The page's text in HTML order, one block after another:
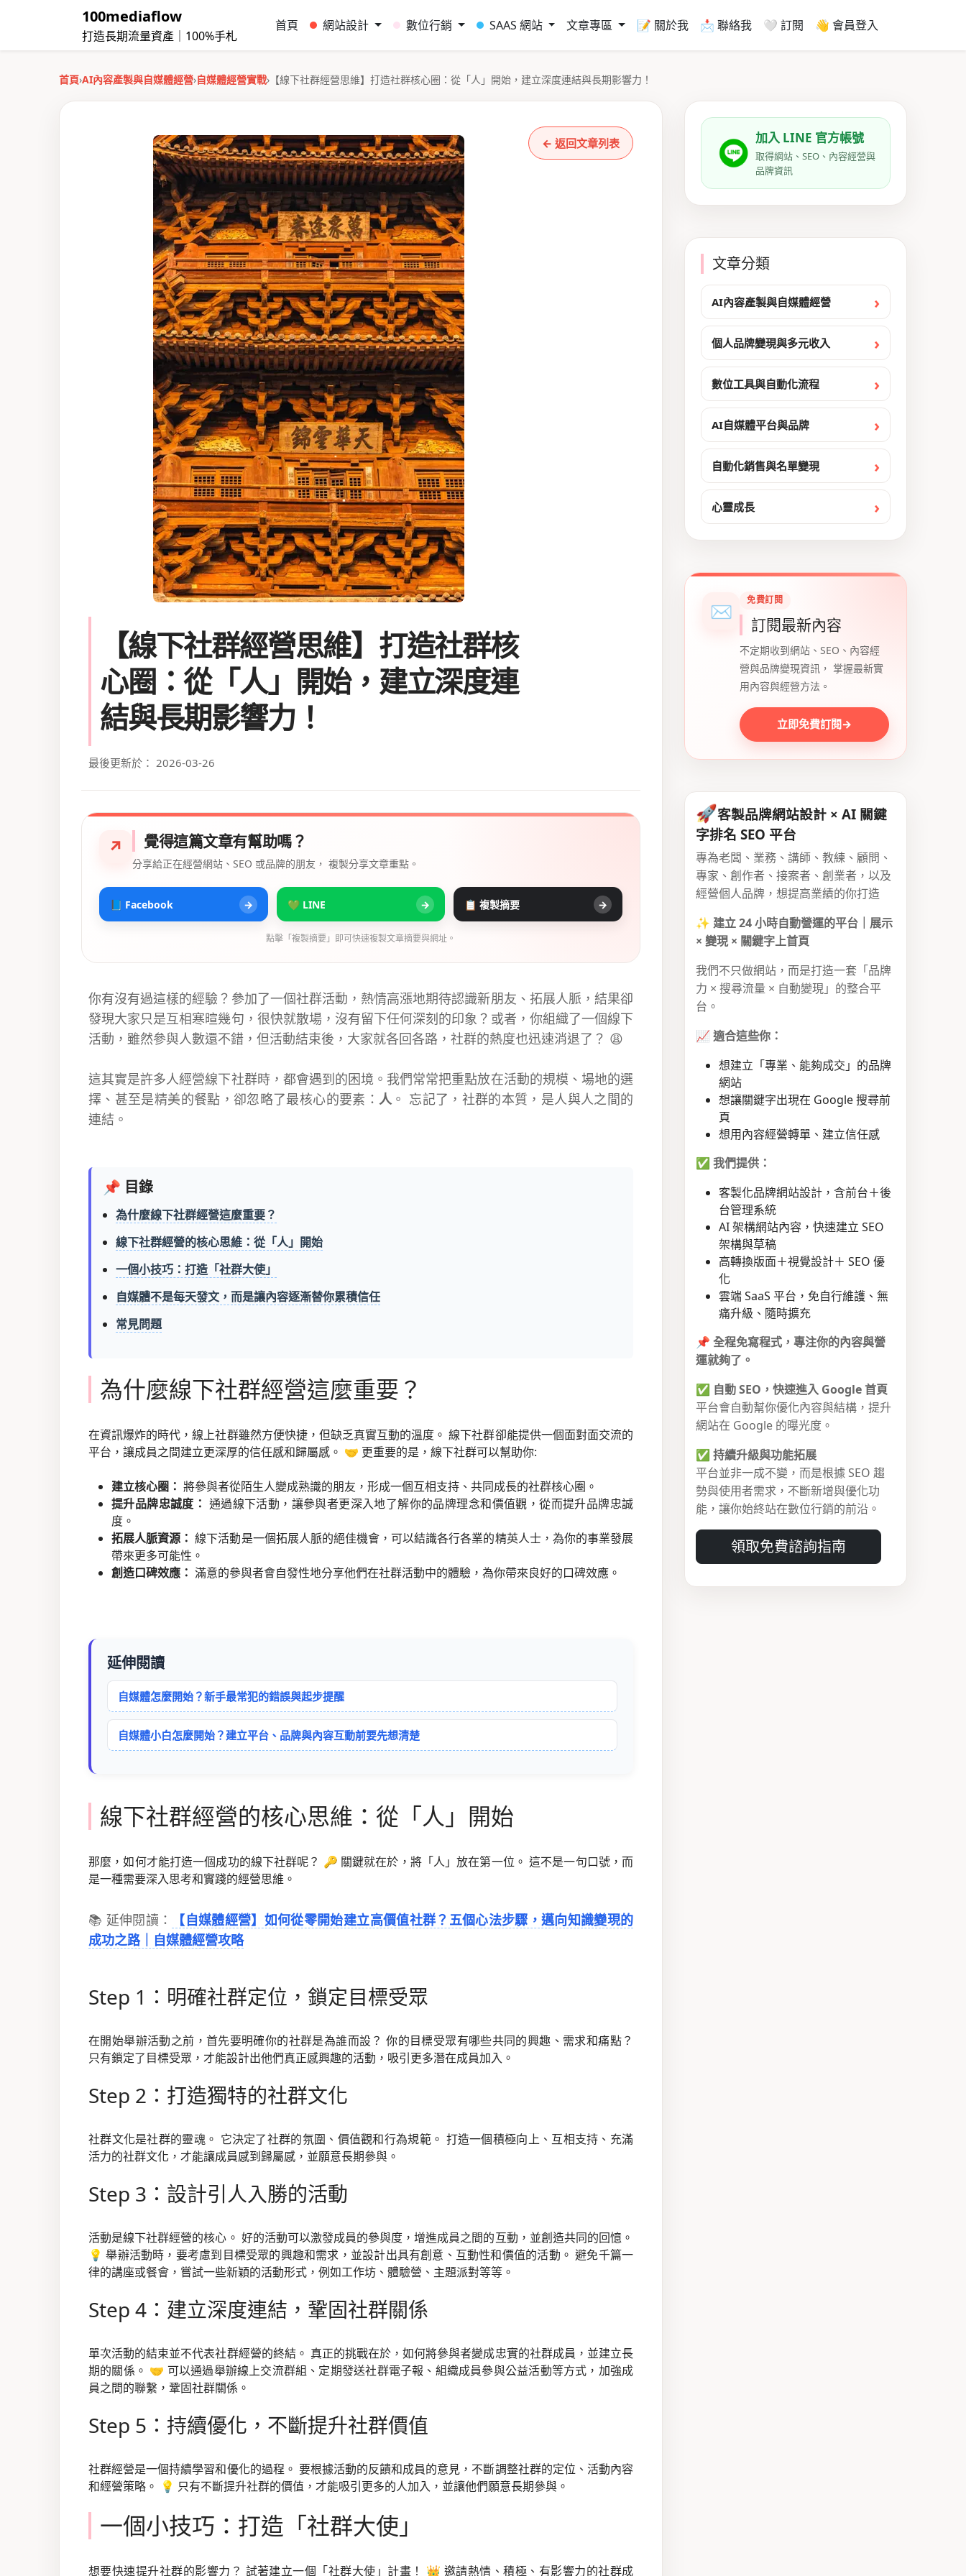
100mediaflow
打造長期流量資產｜100%手札
首頁 網站設計 數位行銷 SAAS 網站 文章專區 📝 關於我 📩 聯絡我 🤍 訂閱 👋 會員登入
首頁›AI內容產製與自媒體經營›自媒體經營實戰› 【線下社群經營思維】打造社群核心圈：從「人」開始，建立深度連結與長期影響力！
【線下社群經營思維】打造社群核
心圈：從「人」開始，建立深度連
結與長期影響力！
最後更新於： 2026-03-26
← 返回文章列表
↗ 覺得這篇文章有幫助嗎？
分享給正在經營網站、SEO 或品牌的朋友， 複製分享文章重點。
📘 Facebook → 💚 LINE → 📋 複製摘要 →
點擊「複製摘要」即可快速複製文章摘要與網址。
你有沒有過這樣的經驗？參加了一個社群活動，熱情高漲地期待認識新朋友、拓展人脈，結果卻
發現大家只是互相寒暄幾句，很快就散場，沒有留下任何深刻的印象？或者，你組織了一個線下
活動，雖然參與人數還不錯，但活動結束後，大家就各回各路，社群的熱度也迅速消退了？ 😩
這其實是許多人經營線下社群時，都會遇到的困境。我們常常把重點放在活動的規模、場地的選
擇、甚至是精美的餐點，卻忽略了最核心的要素：人。 忘記了，社群的本質，是人與人之間的
連結。
📌 目錄
為什麼線下社群經營這麼重要？
線下社群經營的核心思維：從「人」開始
一個小技巧：打造「社群大使」
自媒體不是每天發文，而是讓內容逐漸替你累積信任
常見問題
為什麼線下社群經營這麼重要？
在資訊爆炸的時代，線上社群雖然方便快捷，但缺乏真實互動的溫度。 線下社群卻能提供一個面對面交流的
平台，讓成員之間建立更深厚的信任感和歸屬感。 🤝 更重要的是，線下社群可以幫助你:
建立核心圈： 將參與者從陌生人變成熟識的朋友，形成一個互相支持、共同成長的社群核心圈。
提升品牌忠誠度： 通過線下活動，讓參與者更深入地了解你的品牌理念和價值觀，從而提升品牌忠誠
度。
拓展人脈資源： 線下活動是一個拓展人脈的絕佳機會，可以結識各行各業的精英人士，為你的事業發展
帶來更多可能性。
創造口碑效應： 滿意的參與者會自發性地分享他們在社群活動中的體驗，為你帶來良好的口碑效應。
延伸閱讀
自媒體怎麼開始？新手最常犯的錯誤與起步提醒
自媒體小白怎麼開始？建立平台、品牌與內容互動前要先想清楚
線下社群經營的核心思維：從「人」開始
那麼，如何才能打造一個成功的線下社群呢？ 🔑 關鍵就在於，將「人」放在第一位。 這不是一句口號，而
是一種需要深入思考和實踐的經營思維。
📚 延伸閱讀：
【自媒體經營】如何從零開始建立高價值社群？五個心法步驟，邁向知識變現的
成功之路｜自媒體經營攻略
Step 1：明確社群定位，鎖定目標受眾
在開始舉辦活動之前，首先要明確你的社群是為誰而設？ 你的目標受眾有哪些共同的興趣、需求和痛點？
只有鎖定了目標受眾，才能設計出他們真正感興趣的活動，吸引更多潛在成員加入。
Step 2：打造獨特的社群文化
社群文化是社群的靈魂。 它決定了社群的氛圍、價值觀和行為規範。 打造一個積極向上、互相支持、充滿
活力的社群文化，才能讓成員感到歸屬感，並願意長期參與。
Step 3：設計引人入勝的活動
活動是線下社群經營的核心。 好的活動可以激發成員的參與度，增進成員之間的互動，並創造共同的回憶。
💡 舉辦活動時，要考慮到目標受眾的興趣和需求，並設計出具有創意、互動性和價值的活動。 避免千篇一
律的講座或餐會，嘗試一些新穎的活動形式，例如工作坊、體驗營、主題派對等等。
Step 4：建立深度連結，鞏固社群關係
單次活動的結束並不代表社群經營的終結。 真正的挑戰在於，如何將參與者變成忠實的社群成員，並建立長
期的關係。 🤝 可以通過舉辦線上交流群組、定期發送社群電子報、組織成員參與公益活動等方式，加強成
員之間的聯繫，鞏固社群關係。
Step 5：持續優化，不斷提升社群價值
社群經營是一個持續學習和優化的過程。 要根據活動的反饋和成員的意見，不斷調整社群的定位、活動內容
和經營策略。 💡 只有不斷提升社群的價值，才能吸引更多的人加入，並讓他們願意長期參與。
一個小技巧：打造「社群大使」
想要快速提升社群的影響力？ 試著建立一個「社群大使」計畫！ 👑 邀請熱情、積極、有影響力的社群成
加入 LINE 官方帳號
取得網站、SEO、內容經營與
品牌資訊
文章分類
AI內容產製與自媒體經營
個人品牌變現與多元收入
數位工具與自動化流程
AI自媒體平台與品牌
自動化銷售與名單變現
心靈成長
✉ 免費訂閱
訂閱最新內容
不定期收到網站、SEO、內容經
營與品牌變現資訊， 掌握最新實
用內容與經營方法。
立即免費訂閱→
🚀客製品牌網站設計 × AI 關鍵
字排名 SEO 平台
專為老闆、業務、講師、教練、顧問、
專家、創作者、接案者、創業者，以及
經營個人品牌，想提高業績的你打造
✨ 建立 24 小時自動營運的平台｜展示
× 變現 × 關鍵字上首頁
我們不只做網站，而是打造一套「品牌
力 × 搜尋流量 × 自動變現」的整合平
台。
📈 適合這些你：
想建立「專業、能夠成交」的品牌
網站
想讓關鍵字出現在 Google 搜尋前
頁
想用內容經營轉單、建立信任感
✅ 我們提供：
客製化品牌網站設計，含前台＋後
台管理系統
AI 架構網站內容，快速建立 SEO
架構與草稿
高轉換版面＋視覺設計＋ SEO 優
化
雲端 SaaS 平台，免自行維護、無
痛升級、隨時擴充
📌 全程免寫程式，專注你的內容與營
運就夠了。
✅ 自動 SEO，快速進入 Google 首頁
平台會自動幫你優化內容與結構，提升
網站在 Google 的曝光度。
✅ 持續升級與功能拓展
平台並非一成不變，而是根據 SEO 趨
勢與使用者需求，不斷新增與優化功
能，讓你始終站在數位行銷的前沿。
領取免費諮詢指南